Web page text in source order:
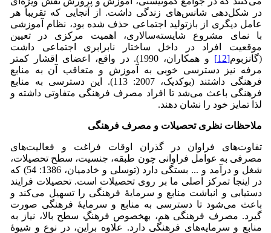
در شکل‌دهی شانس‌های زندگی داشت. از آنجایی که تقریباً هر
عامل دیگری از بازتولید اجتماعی حذف شده بود، نظام آموزشی
با نمای مشروع شایسته‌سالاری، اهمیت مرکزی در تعیین
موقعیت افراد در داخل ساختار نابرابری اجتماعی داشت
(گانزبوم[12]
و همکاران، 1990). در واقع، اعضای اقشار کمتر
مرفه نیز دسترسی خوبی به آموزش و متعاقب آن به منابع
فرهنگی داشتند (بوکدیک، 2007: 113). این دسترسی به منابع
فرهنگی باعث می‌شد تا افراد مصرف فرهنگی متفاوتی داشته و
لذا تمایز خود را نشان دهند.
ملاحظات نظری تحصیلات و مصرف فرهنگی
تفاوت‌های فراوان در گذران اوقات فراغت و فعالیت‌های
مصرفی به عوامل فراوانی چون طبقه، جنسیت، سطح تحصیلات،
شغل و درآمد و ... بستگی دارد (توسلی و خادمیان، 1386: 54) که
در اینجا تمرکز اصلی ما بر روی تحصیلات است. تحصیلات فرایند
دستیابی و انباشت منابع و سرمایۀ فرهنگی را تسهیل می‌کند و
باعث می‌شود تا دسترسی به منابع و سرمایۀ فرهنگی صورت
گیرد. مصرف فرهنگی هم، به­خصوص فرهنگِ سطح بالا، نیاز به
منابع و سرمایه‌های فرهنگی دارد. علاوه براین، در نوع و شیوۀ